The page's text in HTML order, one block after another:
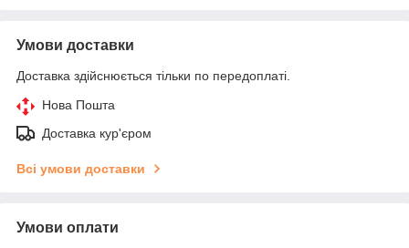
Умови доставки
Доставка здійснюється тільки по передоплаті.
Нова Пошта
Доставка кур'єром
Всі умови доставки
Умови оплати